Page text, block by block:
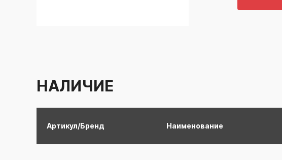
НАЛИЧИЕ
Артикул/Бренд Наименование